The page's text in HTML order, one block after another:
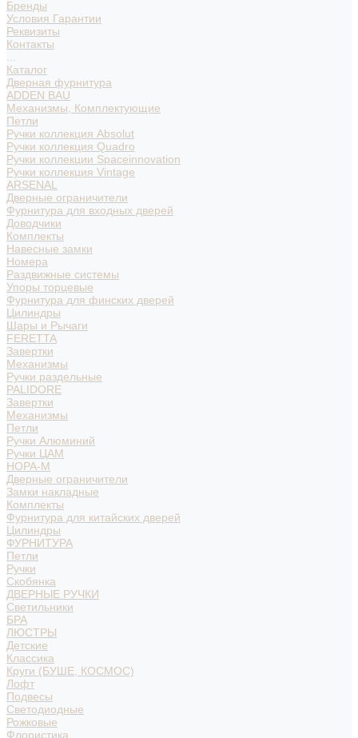
Бренды
Условия Гарантии
Реквизиты
Контакты
Каталог
Дверная фурнитура
ADDEN BAU
Механизмы, Комплектующие
Петли
Ручки коллекция Absolut
Ручки коллекция Quadro
Ручки коллекции Spaceinnovation
Ручки коллекция Vintage
ARSENAL
Дверные ограничители
Фурнитура для входных дверей
Доводчики
Комплекты
Навесные замки
Номера
Раздвижные системы
Упоры торцевые
Фурнитура для финских дверей
Цилиндры
Шары и Рычаги
FERETTA
Завертки
Механизмы
Ручки раздельные
PALIDORE
Завертки
Механизмы
Петли
Ручки Алюминий
Ручки ЦАМ
НОРА-М
Дверные ограничители
Замки накладные
Комплекты
Фурнитура для китайских дверей
Цилиндры
ФУРНИТУРА
Петли
Ручки
Скобянка
ДВЕРНЫЕ РУЧКИ
Светильники
БРА
ЛЮСТРЫ
Детские
Классика
Круги (БУШЕ, КОСМОС)
Лофт
Подвесы
Светодиодные
Рожковые
Флористика